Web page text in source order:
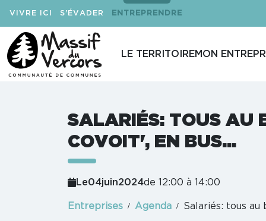
VIVRE ICI S'ÉVADER ENTREPRENDRE
LE TERRITOIREMON
SALARIÉS: TOUS AU
COVOIT', EN BUS...
Le04juin2024de 12:00 à 14:00
Entreprises Agenda Salariés: tous au